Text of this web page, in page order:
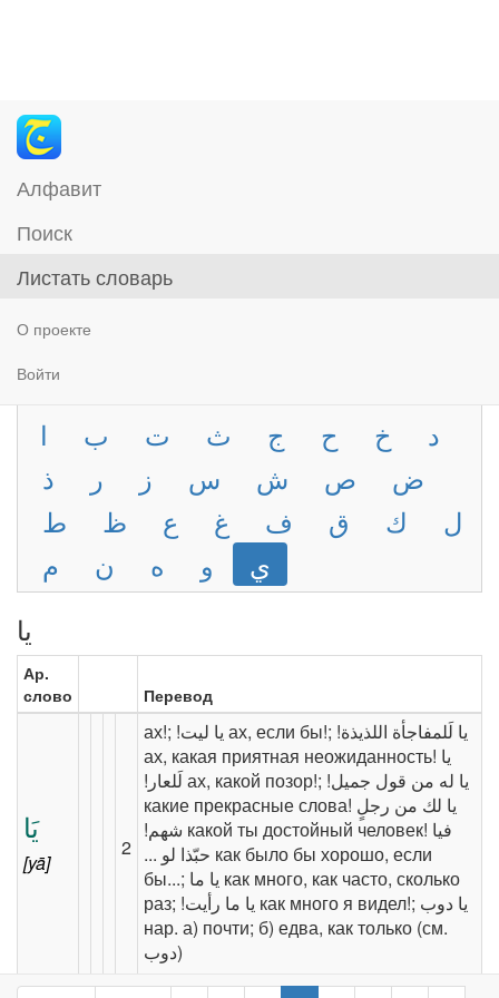
Алфавит
Поиск
Листать словарь
О проекте
Войти
ا ب ت ث ج ح خ
د
ذ
ر ز س ش ص
ض
ط
ظ ع غ ف ق ك
ل
م
ن ه و
ي
يا
Ар.
слово
Перевод
يَا
[yā]
2
ах!; ‫يا ليت!‬‎ ах, если бы!; ‫يا لَلمفاجأة اللذيذة!‬‎
ах, какая приятная неожиданность! ‫يا
لَلعار!‬‎ ах, какой позор!; ‫يا له من قول جميل!‬‎
какие прекрасные слова! ‫يا لك من رجلٍ
شهم!‬‎ какой ты достойный человек! ‫فيا
حبّذا لو ...‬ как было бы хорошо, если
бы...‎; ‎‫يا ما‬‎ как много, как часто, сколько
раз; ‎‫يا ما رأيت!‬‎ как много я видел!; ‎‫يا دوب‬‎
нар. а) почти; б) едва, как только (см.
‎دوب)